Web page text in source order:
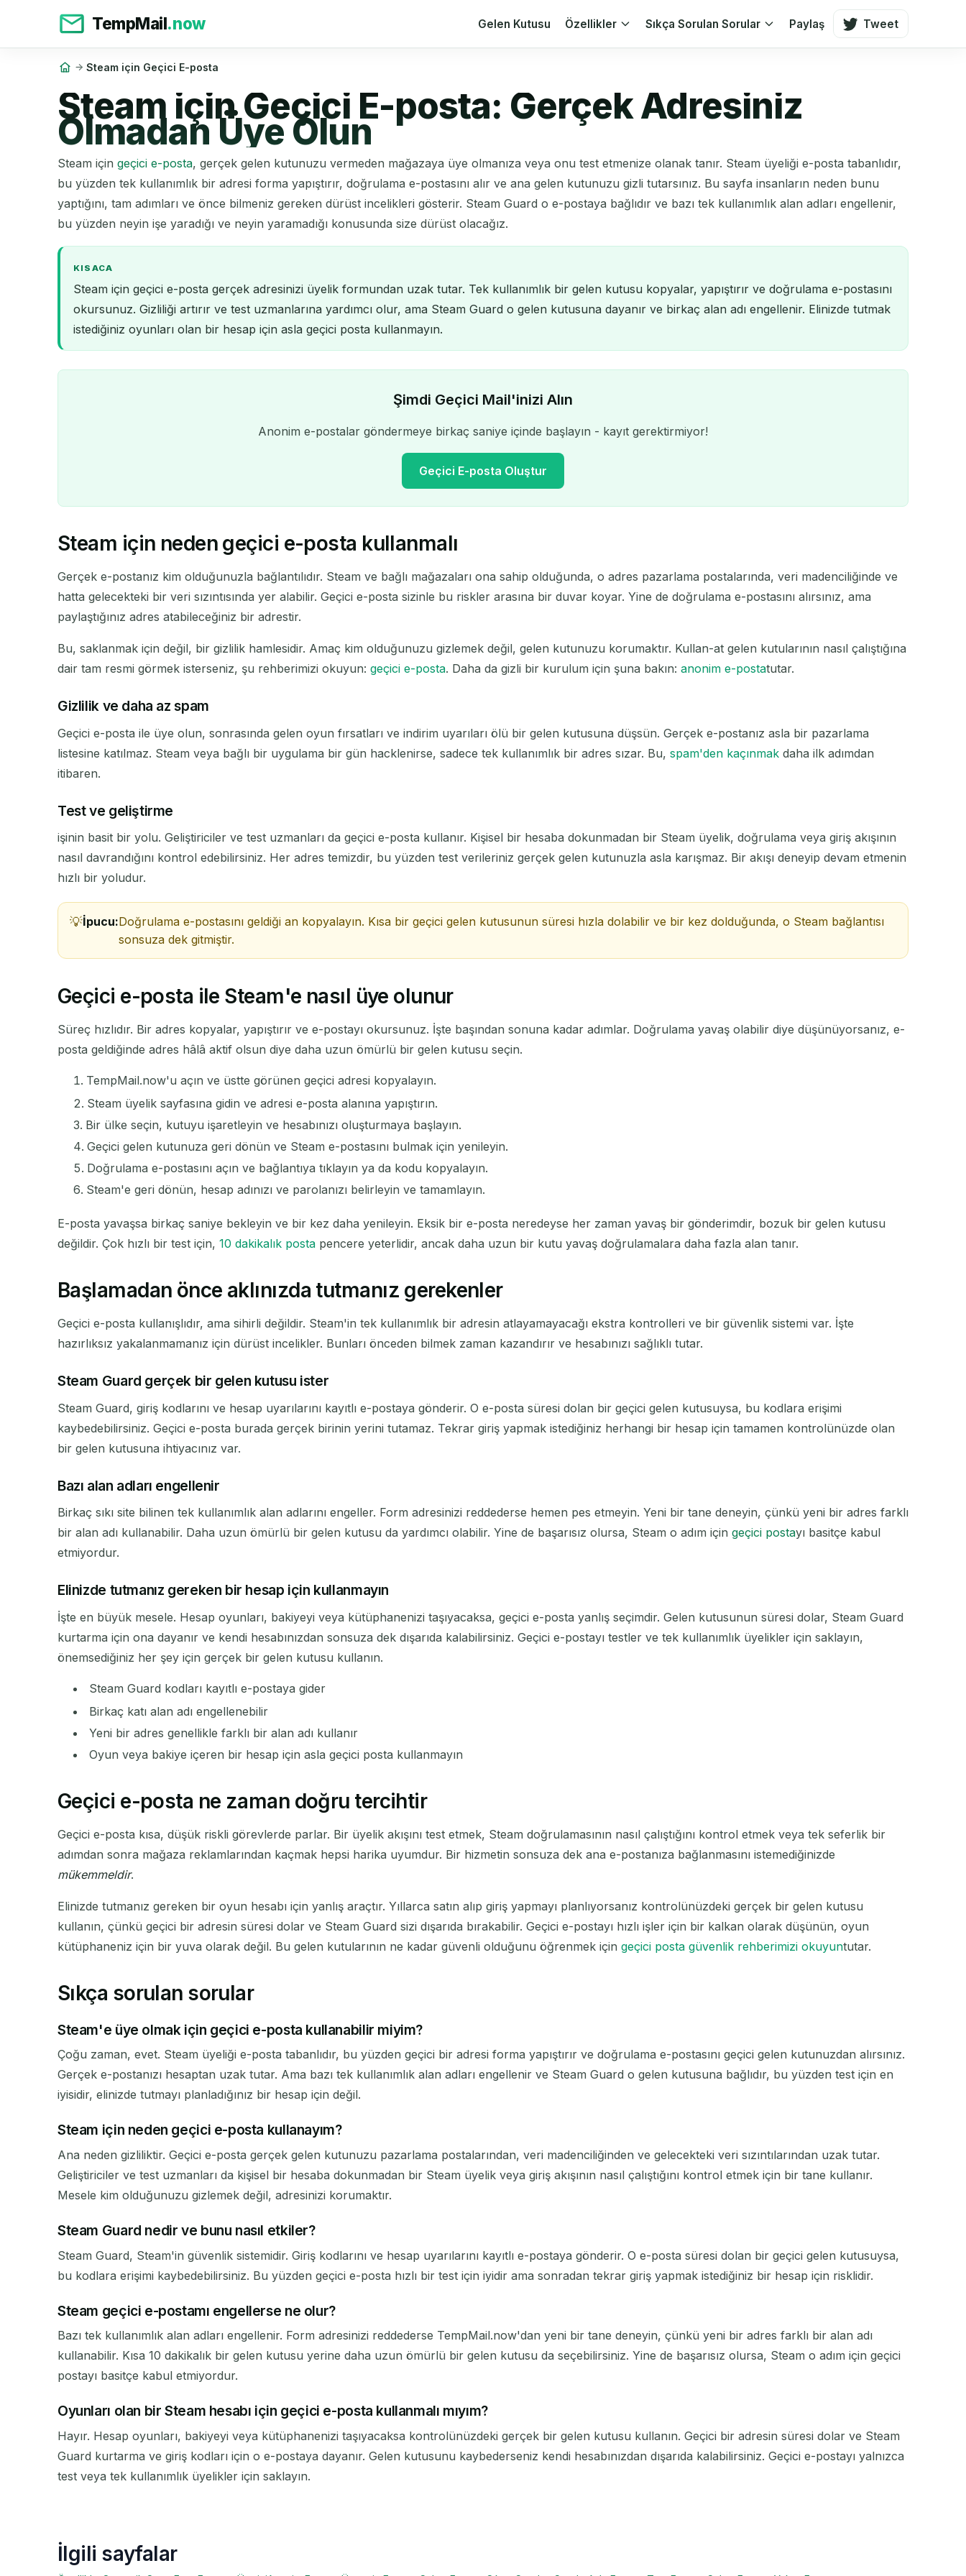
TempMail.now Gelen Kutusu Özellikler Sıkça Sorulan Sorular Paylaş Tweet
Steam için Geçici E-posta
Steam için Geçici E-posta: Gerçek Adresiniz
Olmadan Üye Olun
Steam için geçici e-posta, gerçek gelen kutunuzu vermeden mağazaya üye olmanıza veya onu test etmenize olanak tanır. Steam üyeliği e-posta tabanlıdır,
bu yüzden tek kullanımlık bir adresi forma yapıştırır, doğrulama e-postasını alır ve ana gelen kutunuzu gizli tutarsınız. Bu sayfa insanların neden bunu
yaptığını, tam adımları ve önce bilmeniz gereken dürüst incelikleri gösterir. Steam Guard o e-postaya bağlıdır ve bazı tek kullanımlık alan adları engellenir,
bu yüzden neyin işe yaradığı ve neyin yaramadığı konusunda size dürüst olacağız.
KISACA
Steam için geçici e-posta gerçek adresinizi üyelik formundan uzak tutar. Tek kullanımlık bir gelen kutusu kopyalar, yapıştırır ve doğrulama e-postasını
okursunuz. Gizliliği artırır ve test uzmanlarına yardımcı olur, ama Steam Guard o gelen kutusuna dayanır ve birkaç alan adı engellenir. Elinizde tutmak
istediğiniz oyunları olan bir hesap için asla geçici posta kullanmayın.
Şimdi Geçici Mail'inizi Alın
Anonim e-postalar göndermeye birkaç saniye içinde başlayın - kayıt gerektirmiyor!
Geçici E-posta Oluştur
Geçici E-posta Adresiniz:
Kopyala QR
Seçilenleri Sil E-postayı Değiştir Yenile
GÖNDEREN EYLEM
Steam için neden geçici e-posta kullanmalı
Gerçek e-postanız kim olduğunuzla bağlantılıdır. Steam ve bağlı mağazaları ona sahip olduğunda, o adres pazarlama postalarında, veri madenciliğinde ve
hatta gelecekteki bir veri sızıntısında yer alabilir. Geçici e-posta sizinle bu riskler arasına bir duvar koyar. Yine de doğrulama e-postasını alırsınız, ama
paylaştığınız adres atabileceğiniz bir adrestir.
Bu, saklanmak için değil, bir gizlilik hamlesidir. Amaç kim olduğunuzu gizlemek değil, gelen kutunuzu korumaktır. Kullan-at gelen kutularının nasıl çalıştığına
dair tam resmi görmek isterseniz, şu rehberimizi okuyun: geçici e-posta. Daha da gizli bir kurulum için şuna bakın: anonim e-postatutar.
Gizlilik ve daha az spam
Geçici e-posta ile üye olun, sonrasında gelen oyun fırsatları ve indirim uyarıları ölü bir gelen kutusuna düşsün. Gerçek e-postanız asla bir pazarlama
listesine katılmaz. Steam veya bağlı bir uygulama bir gün hacklenirse, sadece tek kullanımlık bir adres sızar. Bu, spam'den kaçınmak daha ilk adımdan
itibaren.
Test ve geliştirme
işinin basit bir yolu. Geliştiriciler ve test uzmanları da geçici e-posta kullanır. Kişisel bir hesaba dokunmadan bir Steam üyelik, doğrulama veya giriş akışının
nasıl davrandığını kontrol edebilirsiniz. Her adres temizdir, bu yüzden test verileriniz gerçek gelen kutunuzla asla karışmaz. Bir akışı deneyip devam etmenin
hızlı bir yoludur.
İpucu:Doğrulama e-postasını geldiği an kopyalayın. Kısa bir geçici gelen kutusunun süresi hızla dolabilir ve bir kez dolduğunda, o Steam bağlantısı
sonsuza dek gitmiştir.
Geçici e-posta ile Steam'e nasıl üye olunur
Süreç hızlıdır. Bir adres kopyalar, yapıştırır ve e-postayı okursunuz. İşte başından sonuna kadar adımlar. Doğrulama yavaş olabilir diye düşünüyorsanız, e-
posta geldiğinde adres hâlâ aktif olsun diye daha uzun ömürlü bir gelen kutusu seçin.
TempMail.now'u açın ve üstte görünen geçici adresi kopyalayın.
Steam üyelik sayfasına gidin ve adresi e-posta alanına yapıştırın.
Bir ülke seçin, kutuyu işaretleyin ve hesabınızı oluşturmaya başlayın.
Geçici gelen kutunuza geri dönün ve Steam e-postasını bulmak için yenileyin.
Doğrulama e-postasını açın ve bağlantıya tıklayın ya da kodu kopyalayın.
Steam'e geri dönün, hesap adınızı ve parolanızı belirleyin ve tamamlayın.
E-posta yavaşsa birkaç saniye bekleyin ve bir kez daha yenileyin. Eksik bir e-posta neredeyse her zaman yavaş bir gönderimdir, bozuk bir gelen kutusu
değildir. Çok hızlı bir test için, 10 dakikalık posta pencere yeterlidir, ancak daha uzun bir kutu yavaş doğrulamalara daha fazla alan tanır.
Başlamadan önce aklınızda tutmanız gerekenler
Geçici e-posta kullanışlıdır, ama sihirli değildir. Steam'in tek kullanımlık bir adresin atlayamayacağı ekstra kontrolleri ve bir güvenlik sistemi var. İşte
hazırlıksız yakalanmamanız için dürüst incelikler. Bunları önceden bilmek zaman kazandırır ve hesabınızı sağlıklı tutar.
Steam Guard gerçek bir gelen kutusu ister
Steam Guard, giriş kodlarını ve hesap uyarılarını kayıtlı e-postaya gönderir. O e-posta süresi dolan bir geçici gelen kutusuysa, bu kodlara erişimi
kaybedebilirsiniz. Geçici e-posta burada gerçek birinin yerini tutamaz. Tekrar giriş yapmak istediğiniz herhangi bir hesap için tamamen kontrolünüzde olan
bir gelen kutusuna ihtiyacınız var.
Bazı alan adları engellenir
Birkaç sıkı site bilinen tek kullanımlık alan adlarını engeller. Form adresinizi reddederse hemen pes etmeyin. Yeni bir tane deneyin, çünkü yeni bir adres farklı
bir alan adı kullanabilir. Daha uzun ömürlü bir gelen kutusu da yardımcı olabilir. Yine de başarısız olursa, Steam o adım için geçici postayı basitçe kabul
etmiyordur.
Elinizde tutmanız gereken bir hesap için kullanmayın
İşte en büyük mesele. Hesap oyunları, bakiyeyi veya kütüphanenizi taşıyacaksa, geçici e-posta yanlış seçimdir. Gelen kutusunun süresi dolar, Steam Guard
kurtarma için ona dayanır ve kendi hesabınızdan sonsuza dek dışarıda kalabilirsiniz. Geçici e-postayı testler ve tek kullanımlık üyelikler için saklayın,
önemsediğiniz her şey için gerçek bir gelen kutusu kullanın.
Steam Guard kodları kayıtlı e-postaya gider
Birkaç katı alan adı engellenebilir
Yeni bir adres genellikle farklı bir alan adı kullanır
Oyun veya bakiye içeren bir hesap için asla geçici posta kullanmayın
Geçici e-posta ne zaman doğru tercihtir
Geçici e-posta kısa, düşük riskli görevlerde parlar. Bir üyelik akışını test etmek, Steam doğrulamasının nasıl çalıştığını kontrol etmek veya tek seferlik bir
adımdan sonra mağaza reklamlarından kaçmak hepsi harika uyumdur. Bir hizmetin sonsuza dek ana e-postanıza bağlanmasını istemediğinizde
mükemmeldir.
Elinizde tutmanız gereken bir oyun hesabı için yanlış araçtır. Yıllarca satın alıp giriş yapmayı planlıyorsanız kontrolünüzdeki gerçek bir gelen kutusu
kullanın, çünkü geçici bir adresin süresi dolar ve Steam Guard sizi dışarıda bırakabilir. Geçici e-postayı hızlı işler için bir kalkan olarak düşünün, oyun
kütüphaneniz için bir yuva olarak değil. Bu gelen kutularının ne kadar güvenli olduğunu öğrenmek için geçici posta güvenlik rehberimizi okuyuntutar.
Sıkça sorulan sorular
Steam'e üye olmak için geçici e-posta kullanabilir miyim?
Çoğu zaman, evet. Steam üyeliği e-posta tabanlıdır, bu yüzden geçici bir adresi forma yapıştırır ve doğrulama e-postasını geçici gelen kutunuzdan alırsınız.
Gerçek e-postanızı hesaptan uzak tutar. Ama bazı tek kullanımlık alan adları engellenir ve Steam Guard o gelen kutusuna bağlıdır, bu yüzden test için en
iyisidir, elinizde tutmayı planladığınız bir hesap için değil.
Steam için neden geçici e-posta kullanayım?
Ana neden gizliliktir. Geçici e-posta gerçek gelen kutunuzu pazarlama postalarından, veri madenciliğinden ve gelecekteki veri sızıntılarından uzak tutar.
Geliştiriciler ve test uzmanları da kişisel bir hesaba dokunmadan bir Steam üyelik veya giriş akışının nasıl çalıştığını kontrol etmek için bir tane kullanır.
Mesele kim olduğunuzu gizlemek değil, adresinizi korumaktır.
Steam Guard nedir ve bunu nasıl etkiler?
Steam Guard, Steam'in güvenlik sistemidir. Giriş kodlarını ve hesap uyarılarını kayıtlı e-postaya gönderir. O e-posta süresi dolan bir geçici gelen kutusuysa,
bu kodlara erişimi kaybedebilirsiniz. Bu yüzden geçici e-posta hızlı bir test için iyidir ama sonradan tekrar giriş yapmak istediğiniz bir hesap için risklidir.
Steam geçici e-postamı engellerse ne olur?
Bazı tek kullanımlık alan adları engellenir. Form adresinizi reddederse TempMail.now'dan yeni bir tane deneyin, çünkü yeni bir adres farklı bir alan adı
kullanabilir. Kısa 10 dakikalık bir gelen kutusu yerine daha uzun ömürlü bir gelen kutusu da seçebilirsiniz. Yine de başarısız olursa, Steam o adım için geçici
postayı basitçe kabul etmiyordur.
Oyunları olan bir Steam hesabı için geçici e-posta kullanmalı mıyım?
Hayır. Hesap oyunları, bakiyeyi veya kütüphanenizi taşıyacaksa kontrolünüzdeki gerçek bir gelen kutusu kullanın. Geçici bir adresin süresi dolar ve Steam
Guard kurtarma ve giriş kodları için o e-postaya dayanır. Gelen kutusunu kaybederseniz kendi hesabınızdan dışarıda kalabilirsiniz. Geçici e-postayı yalnızca
test veya tek kullanımlık üyelikler için saklayın.
İlgili sayfalar